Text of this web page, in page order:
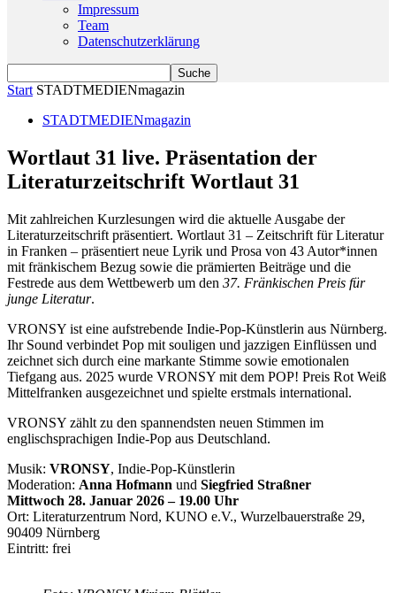
Impressum
Team
Datenschutzerklärung
Start STADTMEDIENmagazin
STADTMEDIENmagazin
Wortlaut 31 live. Präsentation der
Literaturzeitschrift Wortlaut 31
Mit zahlreichen Kurzlesungen wird die aktuelle Ausgabe der
Literaturzeitschrift präsentiert. Wortlaut 31 – Zeitschrift für Literatur
in Franken – präsentiert neue Lyrik und Prosa von 43 Autor*innen
mit fränkischem Bezug sowie die prämierten Beiträge und die
Festrede aus dem Wettbewerb um den 37. Fränkischen Preis für
junge Literatur.
VRONSY ist eine aufstrebende Indie-Pop-Künstlerin aus Nürnberg.
Ihr Sound verbindet Pop mit souligen und jazzigen Einflüssen und
zeichnet sich durch eine markante Stimme sowie emotionalen
Tiefgang aus. 2025 wurde VRONSY mit dem POP! Preis Rot Weiß
Mittelfranken ausgezeichnet und spielte erstmals international.
VRONSY zählt zu den spannendsten neuen Stimmen im
englischsprachigen Indie-Pop aus Deutschland.
Musik: VRONSY, Indie-Pop-Künstlerin
Moderation: Anna Hofmann und Siegfried Straßner
Mittwoch 28. Januar 2026 – 19.00 Uhr
Ort: Literaturzentrum Nord, KUNO e.V., Wurzelbauerstraße 29,
90409 Nürnberg
Eintritt: frei